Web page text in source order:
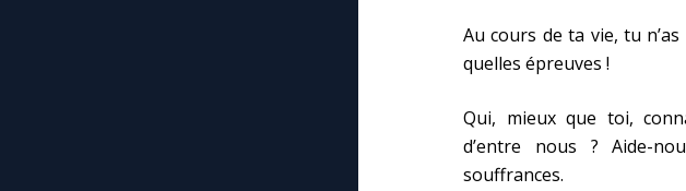
Au cours de ta vie, tu
quelles épreuves !
Qui, mieux que toi,
d’entre nous ? Aide-
souffrances.